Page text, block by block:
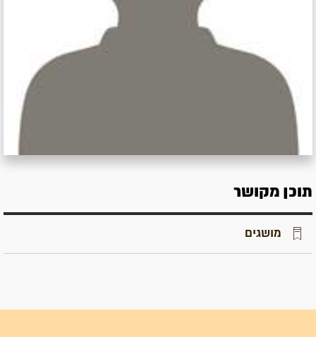
תוכן מקושר
מושגים